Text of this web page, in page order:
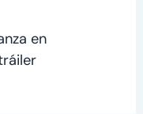
en